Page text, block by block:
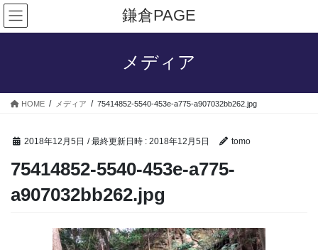
コ
ン
テ
ス
ナ
ビ
ゲ
ン
鎌倉PAGE
メディア
HOME メディア 75414852-5540-453e-a775-a907032bb262.jpg
2018年12月5日 / 最終更新日時 : 2018年12月5日 tomo
75414852-5540-453e-a775-
a907032bb262.jpg